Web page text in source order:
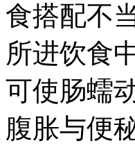
食搭配不
所进饮食
可使肠蠕
腹胀与便